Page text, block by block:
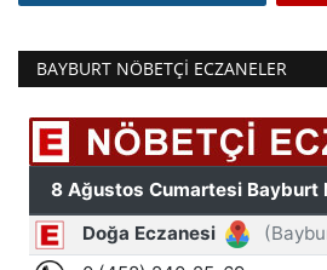
Ulaşım
BAYBURT NÖBETÇI ECZANELER